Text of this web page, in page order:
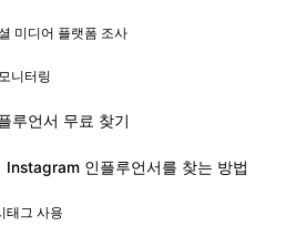
미디어 플랫폼 조사
니터링
루언서 무료 찾기
Instagram 인플루언서를 찾는 방법
태그 사용